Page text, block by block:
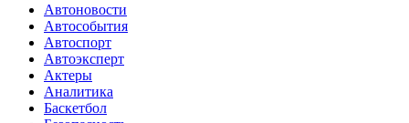
Автоновости
Автособытия
Автоспорт
Автоэксперт
Актеры
Аналитика
Баскетбол